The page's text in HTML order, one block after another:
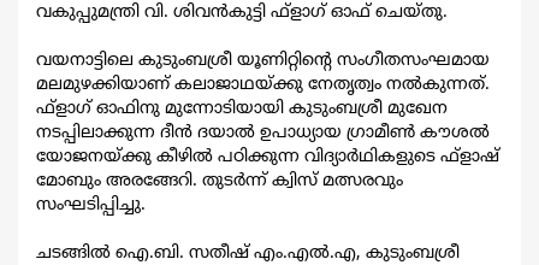
വകുപ്പുമന്ത്രി വി. ശിവൻകുട്ടി ഫ്‌ളാഗ് ഓഫ് ചെയ്തു.
വയനാട്ടിലെ കുടുംബശ്രീ യൂണിറ്റിന്റെ സംഗീതസംഘമായ
മലമുഴക്കിയാണ് കലാജാഥയ്ക്കു നേതൃത്വം നൽകുന്നത്.
ഫ്‌ളാഗ് ഓഫിനു മുന്നോടിയായി കുടുംബശ്രീ മുഖേന
നടപ്പിലാക്കുന്ന ദീൻ ദയാൽ ഉപാധ്യായ ഗ്രാമീൺ കൗശൽ
യോജനയ്ക്കു കീഴിൽ പഠിക്കുന്ന വിദ്യാർഥികളുടെ ഫ്‌ളാഷ്
മോബും അരങ്ങേറി. തുടർന്ന് ക്വിസ് മത്സരവും
സംഘടിപ്പിച്ചു.
ചടങ്ങിൽ ഐ.ബി. സതീഷ് എം.എൽ.എ, കുടുംബശ്രീ